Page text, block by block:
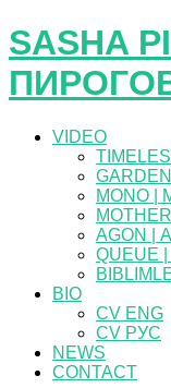
SASHA
VIDEO
MONO
AGON |
QUEUE
BIO
CV ENG
CV РУС
NEWS
CONTACT